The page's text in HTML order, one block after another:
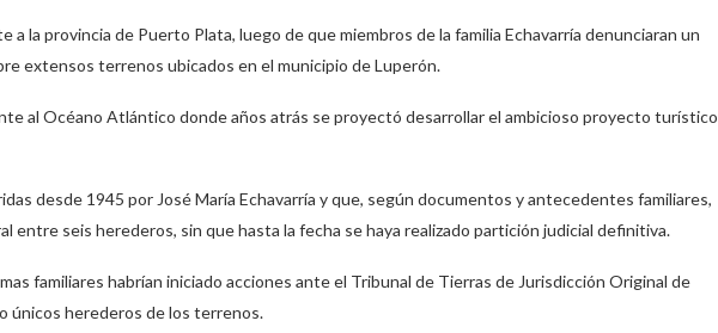
la provincia de Puerto Plata, luego de que miembros de la familia Echavarría denunciaran un
extensos terrenos ubicados en el municipio de Luperón.
al Océano Atlántico donde años atrás se proyectó desarrollar el ambicioso proyecto turístico
desde 1945 por José María Echavarría y que, según documentos y antecedentes familiares,
entre seis herederos, sin que hasta la fecha se haya realizado partición judicial definitiva.
familiares habrían iniciado acciones ante el Tribunal de Tierras de Jurisdicción Original de
únicos herederos de los terrenos.